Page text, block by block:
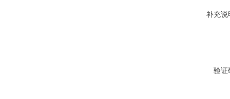
补充说
验证